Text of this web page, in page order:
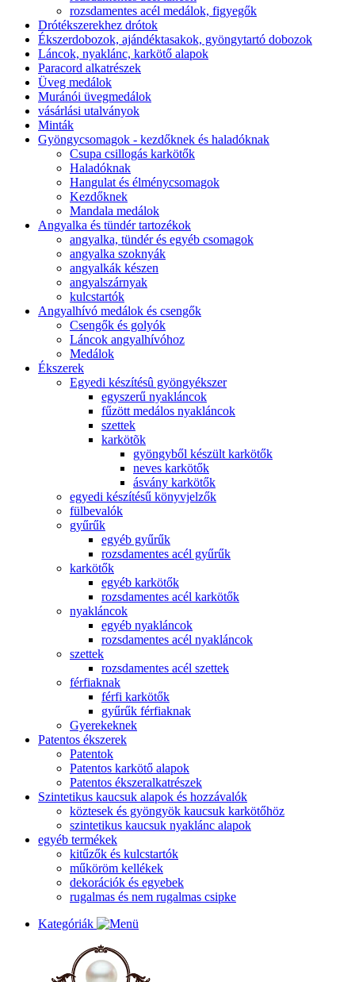
rozsdamentes acél medálok, figyegők
Drótékszerekhez drótok
Ékszerdobozok, ajándéktasakok, gyöngytartó dobozok
Láncok, nyaklánc, karkötő alapok
Paracord alkatrészek
Üveg medálok
Muránói üvegmedálok
vásárlási utalványok
Minták
Gyöngycsomagok - kezdőknek és haladóknak
Csupa csillogás karkötők
Haladóknak
Hangulat és élménycsomagok
Kezdőknek
Mandala medálok
Angyalka és tündér tartozékok
angyalka, tündér és egyéb csomagok
angyalka szoknyák
angyalkák készen
angyalszárnyak
kulcstartók
Angyalhívó medálok és csengők
Csengők és golyók
Láncok angyalhívóhoz
Medálok
Ékszerek
Egyedi készítésû gyöngyékszer
egyszerű nyakláncok
fűzött medálos nyakláncok
szettek
karkötõk
gyöngyből készült karkötők
neves karkötők
ásvány karkötők
egyedi készítésű könyvjelzők
fülbevalók
gyűrűk
egyéb gyűrűk
rozsdamentes acél gyűrűk
karkötők
egyéb karkötők
rozsdamentes acél karkötők
nyakláncok
egyéb nyakláncok
rozsdamentes acél nyakláncok
szettek
rozsdamentes acél szettek
férfiaknak
férfi karkötők
gyűrűk férfiaknak
Gyerekeknek
Patentos ékszerek
Patentok
Patentos karkötő alapok
Patentos ékszeralkatrészek
Szintetikus kaucsuk alapok és hozzávalók
köztesek és gyöngyök kaucsuk karkötőhöz
szintetikus kaucsuk nyaklánc alapok
egyéb termékek
kitűzők és kulcstartók
műköröm kellékek
dekorációk és egyebek
rugalmas és nem rugalmas csipke
Kategóriák